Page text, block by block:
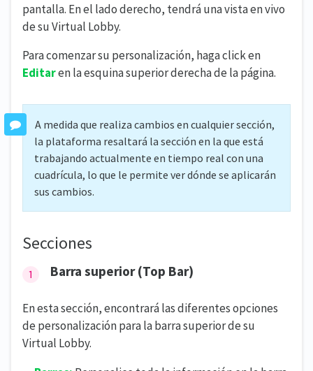
pantalla. En el lado derecho, tendrá una vista en vivo
de su Virtual Lobby.
Para comenzar su personalización, haga click en
Editaren la esquina superior derecha de la página.
A medida que realiza cambios en cualquier sección,
la plataforma resaltará la sección en la que está
trabajando actualmente en tiempo real con una
cuadrícula, lo que le permite ver dónde se aplicarán
sus cambios.
Secciones
Barra superior (Top Bar)
En esta sección, encontrará las diferentes opciones
de personalización para la barra superior de su
Virtual Lobby.